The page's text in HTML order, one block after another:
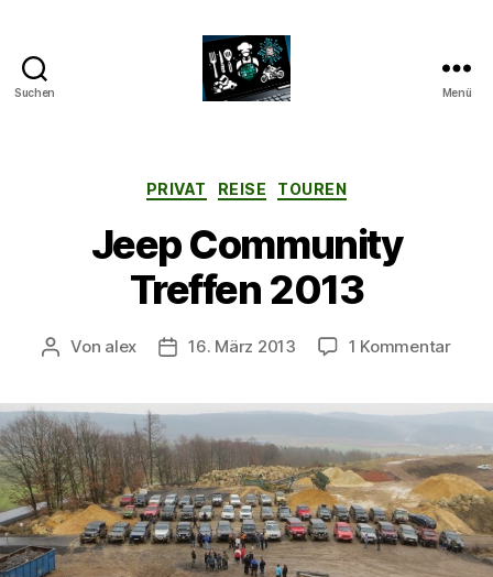
Suchen Menü
Kategorien
PRIVAT REISE TOUREN
Jeep Community
Treffen 2013
Beitragsautor
Von alex Beitragsdatum
16. März 2013 1 Kommentarzu
2013